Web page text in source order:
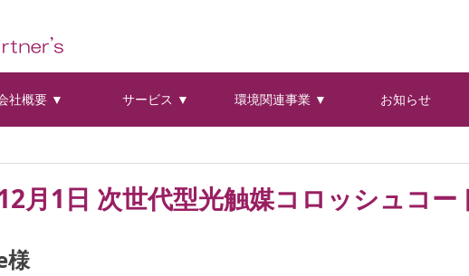
月1日 次世代型光触媒コロッシュコー
様
社概要 ▼ サービス ▼ 環境関連事業 ▼ お知らせ